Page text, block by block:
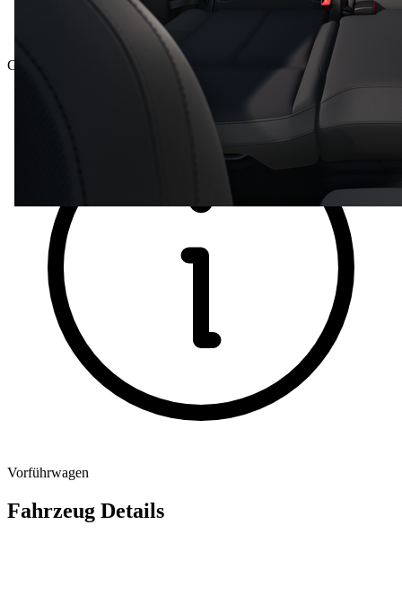
Gesamtpreis inkl. NoVA und inkl. MwSt.
Vorführwagen
Fahrzeug Details